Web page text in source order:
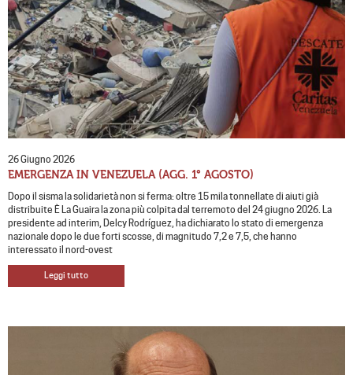
26 Giugno 2026
EMERGENZA IN VENEZUELA (AGG. 1° AGOSTO)
Dopo il sisma la solidarietà non si ferma: oltre 15 mila tonnellate di aiuti già
distribuite È La Guaira la zona più colpita dal terremoto del 24 giugno 2026. La
presidente ad interim, Delcy Rodríguez, ha dichiarato lo stato di emergenza
nazionale dopo le due forti scosse, di magnitudo 7,2 e 7,5, che hanno
interessato il nord-ovest
Leggi tutto